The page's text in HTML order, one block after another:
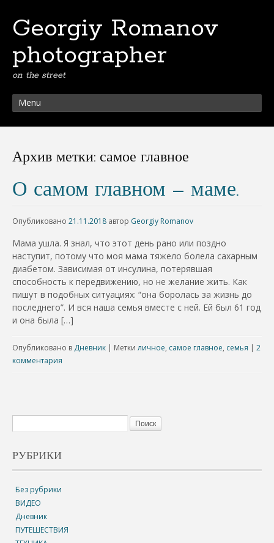
Georgiy Romanov
photographer
on the street
Menu
Архив метки: самое главное
О самом главном – маме.
Опубликовано 21.11.2018 автор Georgiy Romanov
Мама ушла. Я знал, что этот день рано или поздно
наступит, потому что моя мама тяжело болела сахарным
диабетом. Зависимая от инсулина, потерявшая
способность к передвижению, но не желание жить. Как
пишут в подобных ситуациях: “она боролась за жизнь до
последнего”. И вся наша семья вместе с ней. Ей был 61 год
и она была […]
Опубликовано в Дневник | Метки личное, самое главное, семья | 2
комментария
РУБРИКИ
Без рубрики
ВИДЕО
Дневник
ПУТЕШЕСТВИЯ